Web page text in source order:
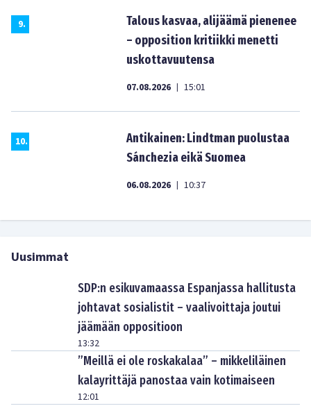
9.
Talous kasvaa, alijäämä pienenee
– opposition kritiikki menetti
uskottavuutensa
07.08.2026 | 15:01
10.
Antikainen: Lindtman puolustaa
Sánchezia eikä Suomea
06.08.2026 | 10:37
Uusimmat
SDP:n esikuvamaassa Espanjassa hallitusta
johtavat sosialistit – vaalivoittaja joutui
jäämään oppositioon
13:32
”Meillä ei ole roskakalaa” – mikkeliläinen
kalayrittäjä panostaa vain kotimaiseen
12:01